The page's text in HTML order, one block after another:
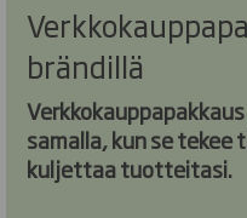
brändillä
samalla, kun se
kuljettaa tuotteitasi.